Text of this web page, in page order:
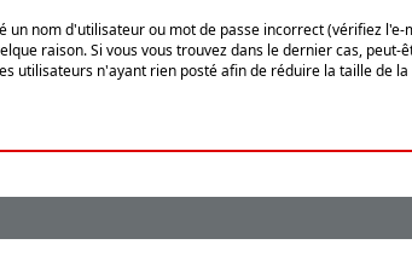
nom d'utilisateur ou mot de passe incorrect (vérifiez
raison. Si vous vous trouvez dans le dernier cas, peut-
utilisateurs n'ayant rien posté afin de réduire la taille de